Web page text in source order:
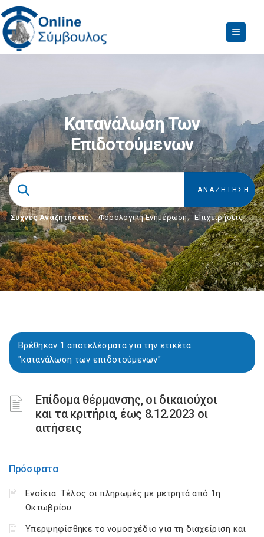
Κατανάλωση Των
Επιδοτούμενων
Συχνές Αναζητήσεις: Φορολογικη Ενημέρωση, Επιχειρήσεις
Βρέθηκαν 1 αποτελέσματα για την ετικέτα
"κατανάλωση των επιδοτούμενων"
Επίδομα θέρμανσης, οι δικαιούχοι
και τα κριτήρια, έως 8.12.2023 οι
αιτήσεις
Πρόσφατα
Ενοίκια: Τέλος οι πληρωμές με μετρητά από 1η
Οκτωβρίου
Υπερψηφίσθηκε το νομοσχέδιο για τη διαχείριση και